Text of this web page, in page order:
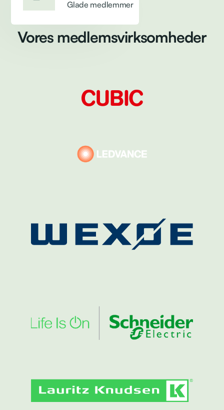
Glade medlemmer
Vores medlemsvirksomheder